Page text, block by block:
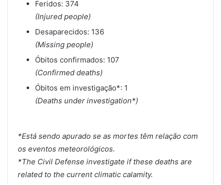
Feridos: 374
(Injured people)
Desaparecidos: 136
(Missing people)
Óbitos confirmados: 107
(Confirmed deaths)
Óbitos em investigação*: 1
(Deaths under investigation*)
*Está sendo apurado se as mortes têm relação com
os eventos meteorológicos.
*The Civil Defense investigate if these deaths are
related to the current climatic calamity.